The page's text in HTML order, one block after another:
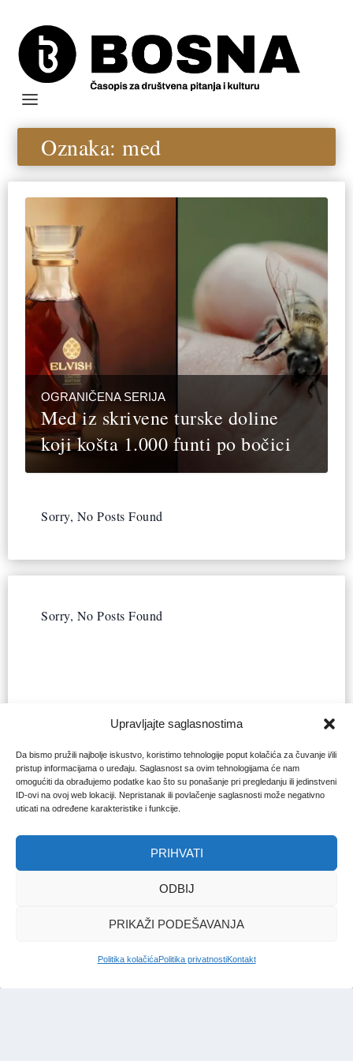
Upravljajte saglasnostima
Da bismo pružili najbolje iskustvo, koristimo tehnologije poput kolačića za čuvanje i/ili
pristup informacijama o uređaju. Saglasnost sa ovim tehnologijama će nam
omogućiti da obrađujemo podatke kao što su ponašanje pri pregledanju ili jedinstveni
ID-ovi na ovoj web lokaciji. Nepristanak ili povlačenje saglasnosti može negativno
uticati na određene karakteristike i funkcije.
PRIHVATI
ODBIJ
PRIKAŽI PODEŠAVANJA
Politika kolačićaPolitika privatnostiKontakt
Oznaka:med
OGRANIČENA SERIJA
Med iz skrivene turske doline
koji košta 1.000 funti po bočici
Sorry, No Posts Found
Sorry, No Posts Found